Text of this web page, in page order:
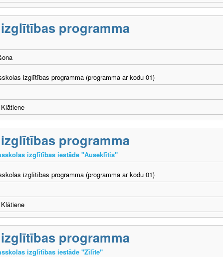
programma
izglītības programma (programma ar kodu 01)
Klātiene
programma
izglītības iestāde "Auseklītis"
izglītības programma (programma ar kodu 01)
Klātiene
programma
izglītības iestāde "Zīlīte"